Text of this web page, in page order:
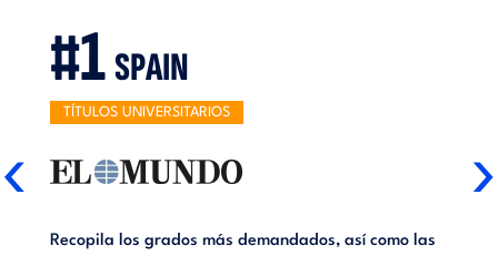
#1SPAIN
TÍTULOS UNIVERSITARIOS
Recopila los grados más demandados, así como las
‹ ›